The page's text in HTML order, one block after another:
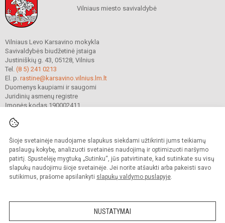
Šioje svetainėje naudojame slapukus siekdami užtikrinti jums teikiamų
paslaugų kokybę, analizuoti svetainės naudojimą ir optimizuoti naršymo
patirtį. Spustelėję mygtuką „Sutinku“, jūs patvirtinate, kad sutinkate su visų
slapukų naudojimu šioje svetainėje. Jei norite atšaukti arba pakeisti savo
sutikimus, prašome apsilankyti slapukų valdymo puslapyje.
NUSTATYMAI
Vilniaus miesto savivaldybė
Vilniaus Levo Karsavino mokykla
Savivaldybės biudžetinė įstaiga
Justiniškių g. 43, 05128, Vilnius
Tel. (8 5) 241 0213
El. p. rastine@karsavino.vilnius.lm.lt
Duomenys kaupiami ir saugomi
Juridinių asmenų registre
Įmonės kodas 190002411
© 2022. Vilniaus Levo Karsavino mokykla. Visos teisės saugomos.
Kopijuoti turinį be raštiško gimnazijos sutikimo griežtai draudžiama.
Prieinamumo paraiška Slapukų valdymas
Sumanus būdas atnaujinti